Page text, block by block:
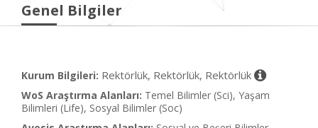
Genel Bilgiler
Kurum Bilgileri: Rektörlük, Rektörlük, Rektörlük
WoS Araştırma Alanları: Temel Bilimler (Sci), Yaşam
Bilimleri (Life), Sosyal Bilimler (Soc)